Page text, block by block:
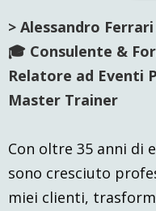
> Alessandro Ferrari
🎓 Consulente &
Relatore ad Eventi
Master Trainer
Con oltre 35 anni di
sono cresciuto
miei clienti,